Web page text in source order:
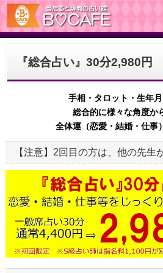
『総合占い』30分2,980円
手相・タロット・生年
総合的に様々な角度か
全体運（恋愛・結婚・仕事
【注意】2回目の方は、他の先生